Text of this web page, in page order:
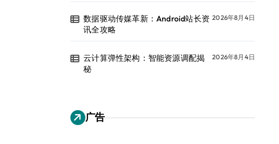
数据驱动传媒革新：Android站长资
讯全攻略
2026年8月4日
云计算弹性架构：智能资源调配揭
秘
2026年8月4日
广告